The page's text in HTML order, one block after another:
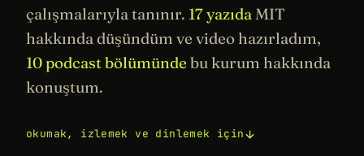
çalışmalarıyla tanınır. 17 yazıdaMIT
hakkında düşündüm ve video hazırladım,
10 podcast bölümünde bu kurum hakkında
konuştum.
okumak, izlemek ve dinlemek için